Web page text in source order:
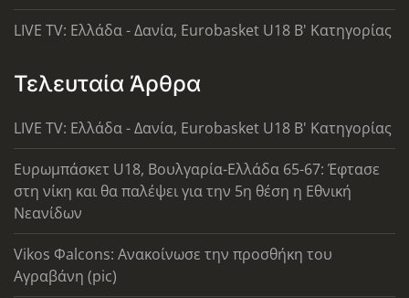
LIVE TV: Ελλάδα - Δανία, Eurobasket U18 Β' Κατηγορίας
Τελευταία Άρθρα
LIVE TV: Ελλάδα - Δανία, Eurobasket U18 Β' Κατηγορίας
Ευρωμπάσκετ U18, Βουλγαρία-Ελλάδα 65-67: Έφτασε
στη νίκη και θα παλέψει για την 5η θέση η Εθνική
Νεανίδων
Vikos Φalcons: Ανακοίνωσε την προσθήκη του
Αγραβάνη (pic)